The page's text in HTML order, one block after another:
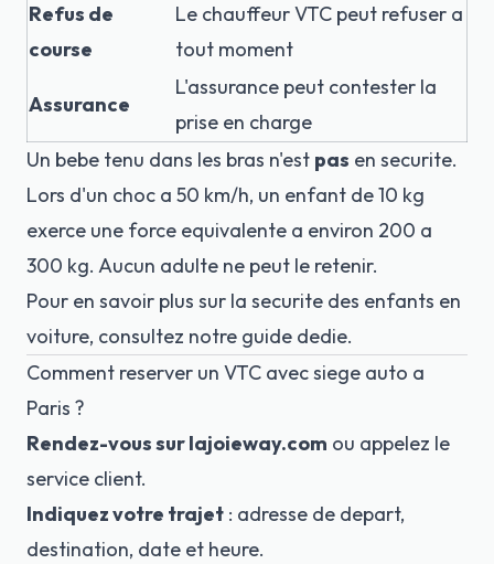
Refus de
course
Le chauffeur VTC peut refuser a
tout moment
Assurance
L'assurance peut contester la
prise en charge
Un bebe tenu dans les bras n'est pas en securite.
Lors d'un choc a 50 km/h, un enfant de 10 kg
exerce une force equivalente a environ 200 a
300 kg. Aucun adulte ne peut le retenir.
Pour en savoir plus sur la securite des enfants en
voiture, consultez notre guide dedie.
Comment reserver un VTC avec siege auto a
Paris ?
Rendez-vous surlajoieway.com ou appelez le
service client.
Indiquez votre trajet : adresse de depart,
destination, date et heure.